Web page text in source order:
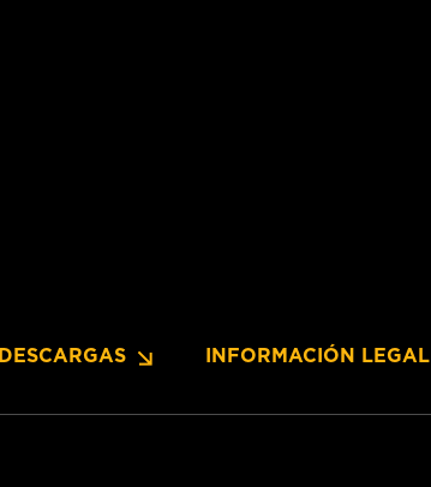
DESCARGAS INFORMACIÓN LEGAL